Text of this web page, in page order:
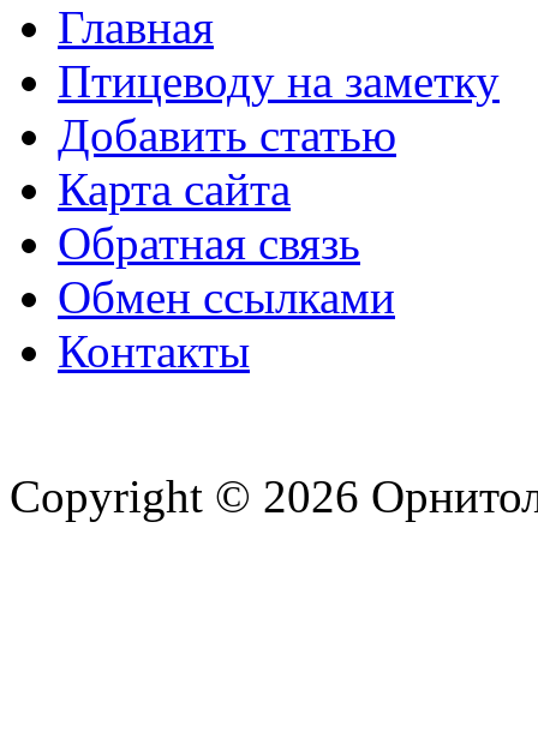
Главная
Птицеводу на заметку
Добавить статью
Карта сайта
Обратная связь
Обмен ссылками
Контакты
Copyright © 2026